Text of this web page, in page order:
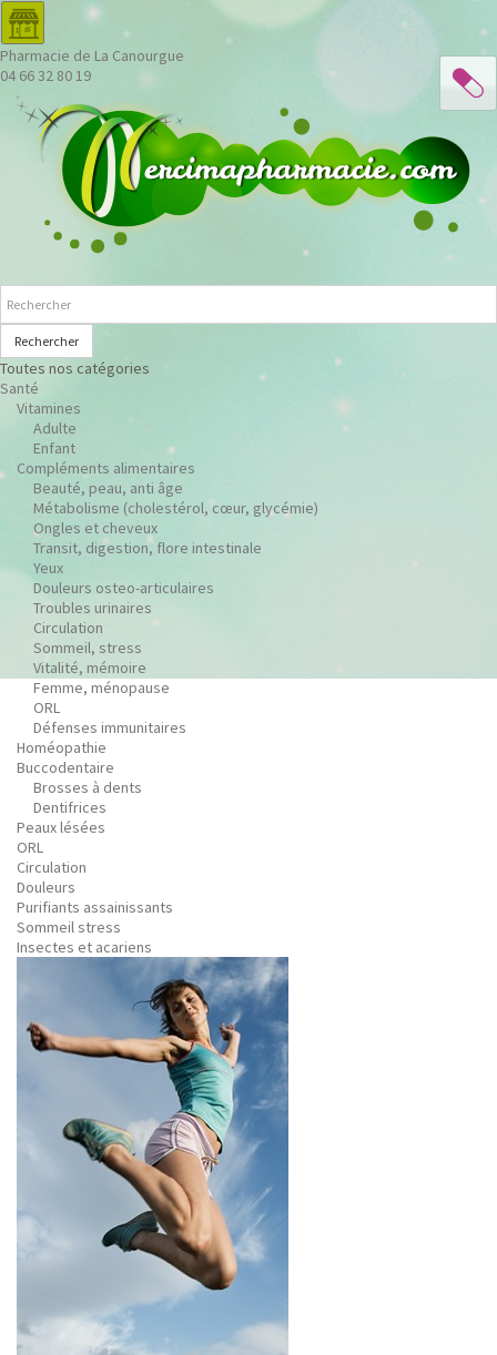
Pharmacie de La Canourgue
04 66 32 80 19
Rechercher
Toutes nos catégories
Santé
Vitamines
Adulte
Enfant
Compléments alimentaires
Beauté, peau, anti âge
Métabolisme (cholestérol, cœur, glycémie)
Ongles et cheveux
Transit, digestion, flore intestinale
Yeux
Douleurs osteo-articulaires
Troubles urinaires
Circulation
Sommeil, stress
Vitalité, mémoire
Femme, ménopause
ORL
Défenses immunitaires
Homéopathie
Buccodentaire
Brosses à dents
Dentifrices
Peaux lésées
ORL
Circulation
Douleurs
Purifiants assainissants
Sommeil stress
Insectes et acariens